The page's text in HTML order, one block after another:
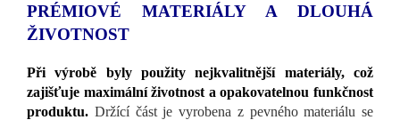
PRÉMIOVÉ MATERIÁLY A DLOUHÁ
ŽIVOTNOST
Při výrobě byly použity nejkvalitnější materiály, což
zajišťuje maximální životnost a opakovatelnou funkčnost
produktu. Držící část je vyrobena z pevného materiálu se